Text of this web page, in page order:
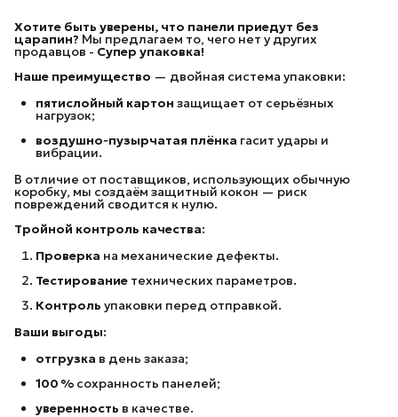
Хотите быть уверены, что панели приедут без
царапин? Мы предлагаем то, чего нет у других
продавцов - Супер упаковка!
Наше преимущество — двойная система упаковки:
пятислойный картон защищает от серьёзных
нагрузок;
воздушно‑пузырчатая плёнка гасит удары и
вибрации.
В отличие от поставщиков, использующих обычную
коробку, мы создаём защитный кокон — риск
повреждений сводится к нулю.
Тройной контроль качества:
Проверка на механические дефекты.
Тестирование технических параметров.
Контроль упаковки перед отправкой.
Ваши выгоды:
отгрузка в день заказа;
100 % сохранность панелей;
уверенность в качестве.